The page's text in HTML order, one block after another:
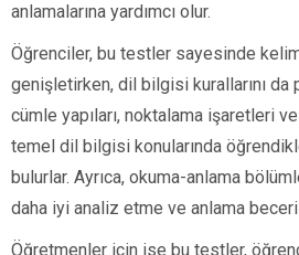
anlamalarına yardımcı olur.
Öğrenciler, bu testler sayesinde
genişletirken, dil bilgisi kurallarını
cümle yapıları, noktalama işaretleri
temel dil bilgisi konularında
bulurlar. Ayrıca, okuma-anlama
daha iyi analiz etme ve anlama
Öğretmenler için ise bu testler,